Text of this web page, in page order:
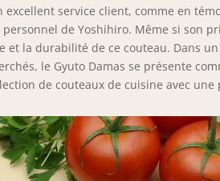
excellent service client, comme en
de Yoshihiro. Même si son
la durabilité de ce couteau. Dans
le Gyuto Damas se présente
de couteaux de cuisine avec une